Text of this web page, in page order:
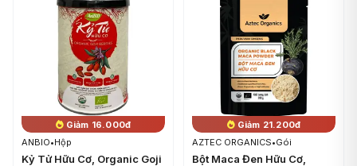
Giảm 16.000đ
ANBIO•Hộp
Kỷ Tử Hữu Cơ, Organic Goji
Giảm 21.200đ
AZTEC ORGANICS•Gói
Bột Maca Đen Hữu Cơ,